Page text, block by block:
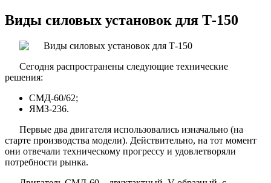
Виды силовых установок для Т-150
Сегодня распространены следующие технические
решения:
СМД-60/62;
ЯМЗ-236.
Первые два двигателя использовались изначально (на
старте производства модели). Действительно, на тот момент
они отвечали техническому прогрессу и удовлетворяли
потребности рынка.